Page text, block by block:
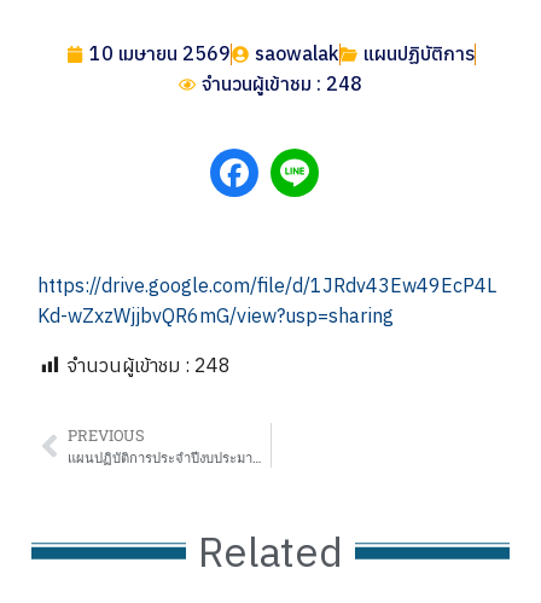
10 เมษายน 2569 saowalak
แผนปฏิบัติการ
จำนวนผู้เข้าชม : 248
https://drive.google.com/file/d/1JRdv43Ew49EcP4L
Kd-wZxzWjjbvQR6mG/view?usp=sharing
จำนวนผู้เข้าชม : 248
PREVIOUS
แผนปฏิบัติการประจำปีงบประมาณ พ.ศ.2567
Related